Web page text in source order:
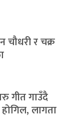
चौधरी र चक्र
गीत गाउँदै
लागता